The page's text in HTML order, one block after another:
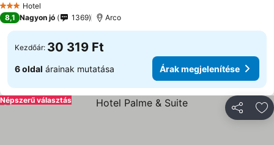
3 Kategória
Hotel
8,1 Nagyon jó 1369 Arco
Kezdőár: 30 319 Ft
6 oldal árainak mutatása Árak megjelenítése
Népszerű választás